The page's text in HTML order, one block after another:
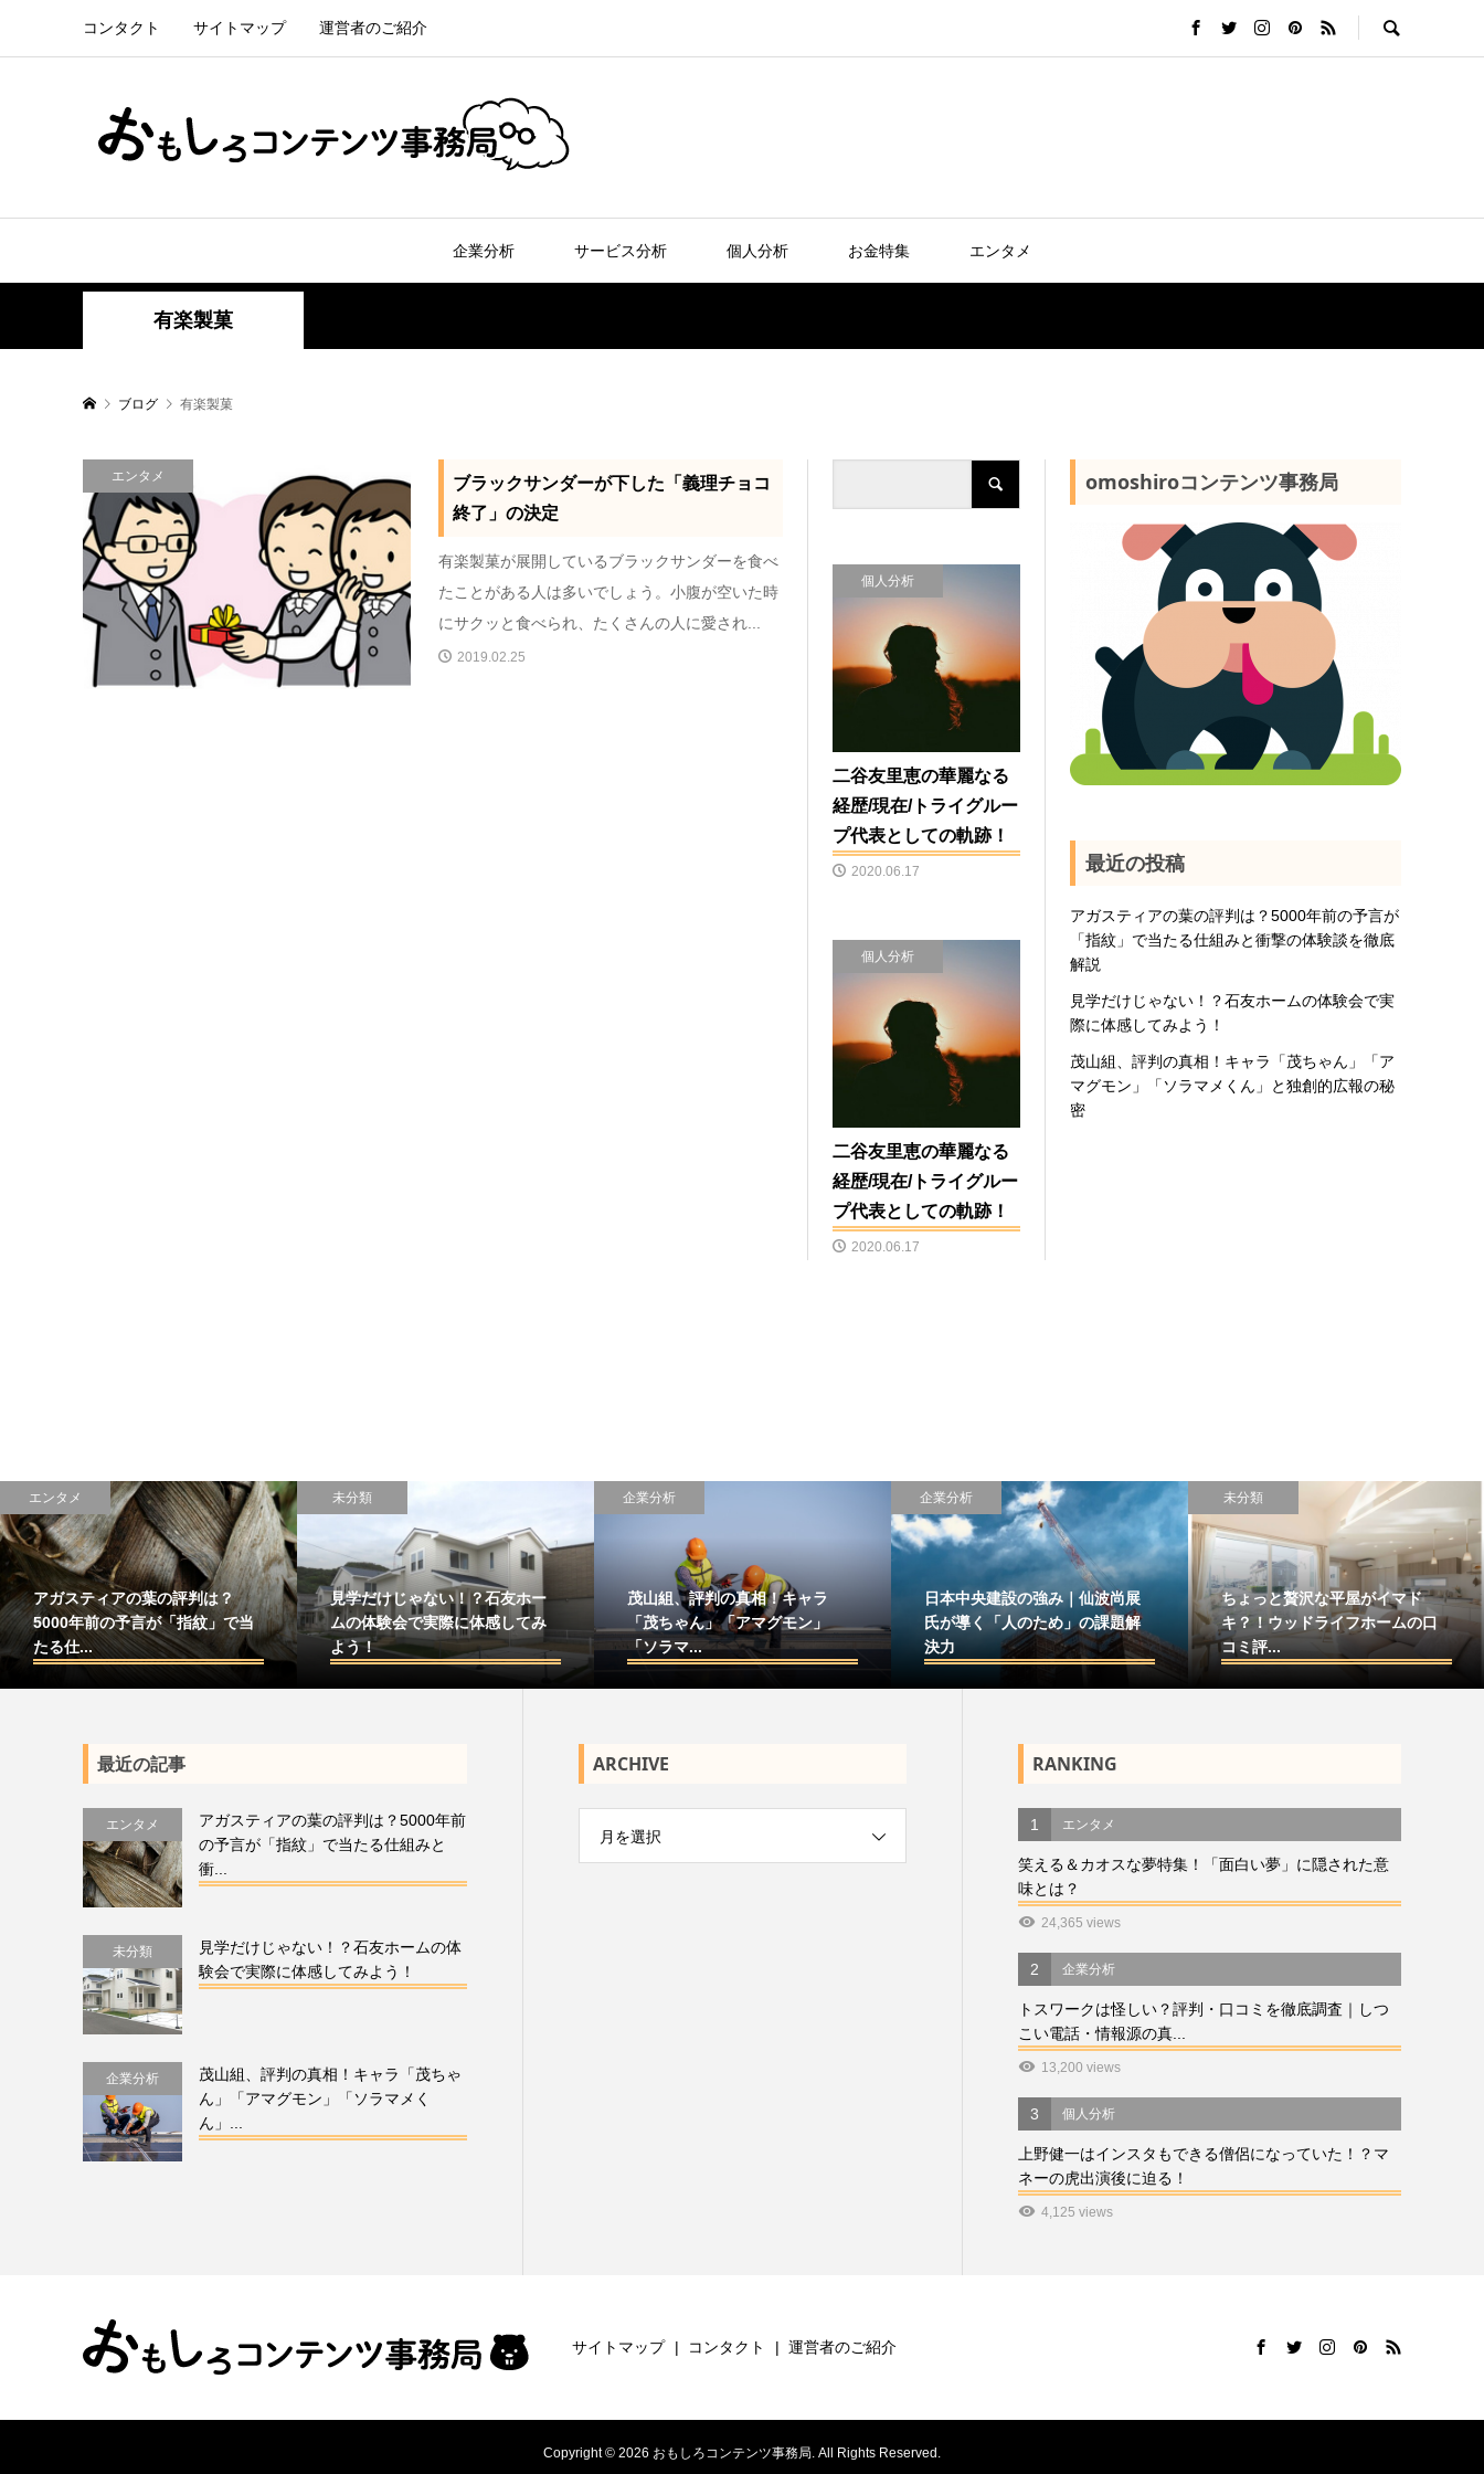
コンタクト サイトマップ 運営者のご紹介
企業分析 サービス分析 個人分析 お金特集 エンタメ
有楽製菓
ブログ 有楽製菓
エンタメ
ブラックサンダーが下した「義理チョコ
終了」の決定
有楽製菓が展開しているブラックサンダーを食べ
たことがある人は多いでしょう。小腹が空いた時
にサクッと食べられ、たくさんの人に愛され...
2019.02.25
個人分析
二谷友里恵の華麗なる
経歴/現在/トライグルー
プ代表としての軌跡！
2020.06.17
個人分析
二谷友里恵の華麗なる
経歴/現在/トライグルー
プ代表としての軌跡！
2020.06.17
omoshiroコンテンツ事務局
最近の投稿
アガスティアの葉の評判は？5000年前の予言が
「指紋」で当たる仕組みと衝撃の体験談を徹底
解説
見学だけじゃない！？石友ホームの体験会で実
際に体感してみよう！
茂山組、評判の真相！キャラ「茂ちゃん」「ア
マグモン」「ソラマメくん」と独創的広報の秘
密
エンタメ
アガスティアの葉の評判は？
5000年前の予言が「指紋」で当
たる仕...
未分類
見学だけじゃない！？石友ホー
ムの体験会で実際に体感してみ
よう！
企業分析
茂山組、評判の真相！キャラ
「茂ちゃん」「アマグモン」
「ソラマ...
企業分析
日本中央建設の強み｜仙波尚展
氏が導く「人のため」の課題解
決力
未分類
ちょっと贅沢な平屋がイマド
キ？！ウッドライフホームの口
コミ評...
最近の記事
エンタメ
アガスティアの葉の評判は？5000年前
の予言が「指紋」で当たる仕組みと
衝...
未分類
見学だけじゃない！？石友ホームの体
験会で実際に体感してみよう！
企業分析
茂山組、評判の真相！キャラ「茂ちゃ
ん」「アマグモン」「ソラマメく
ん」...
ARCHIVE
月を選択
RANKING
1 エンタメ
笑える＆カオスな夢特集！「面白い夢」に隠された意
味とは？
24,365 views
2 企業分析
トスワークは怪しい？評判・口コミを徹底調査｜しつ
こい電話・情報源の真...
13,200 views
3 個人分析
上野健一はインスタもできる僧侶になっていた！？マ
ネーの虎出演後に迫る！
4,125 views
サイトマップ コンタクト 運営者のご紹介
Copyright © 2026 おもしろコンテンツ事務局. All Rights Reserved.